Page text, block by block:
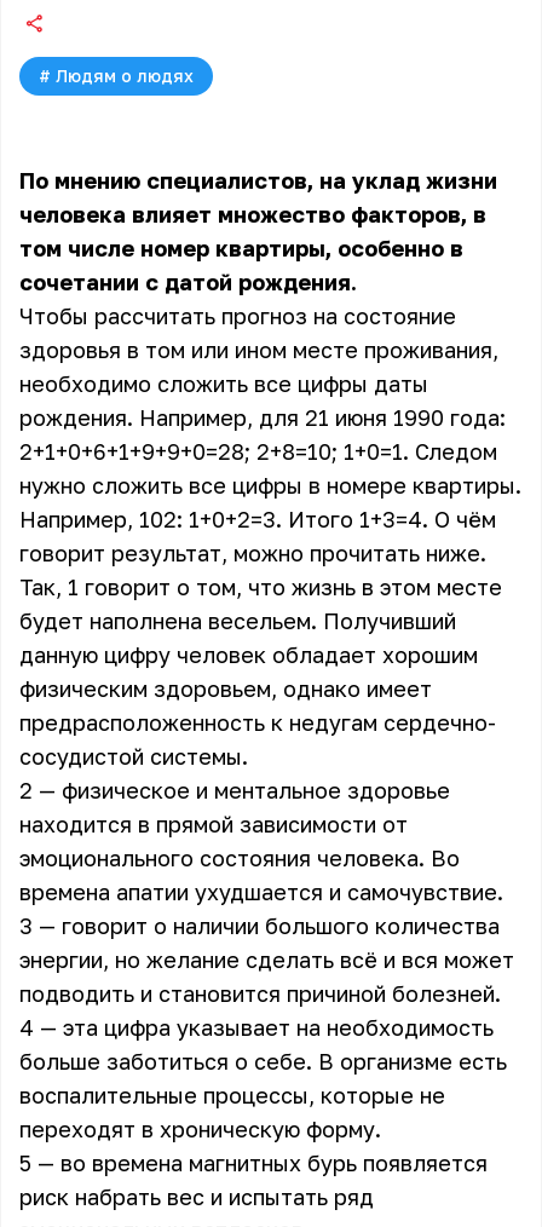
# Людям о людях
По мнению специалистов, на уклад жизни
человека влияет множество факторов, в
том числе номер квартиры, особенно в
сочетании с датой рождения.
Чтобы рассчитать прогноз на состояние
здоровья в том или ином месте проживания,
необходимо сложить все цифры даты
рождения. Например, для 21 июня 1990 года:
2+1+0+6+1+9+9+0=28; 2+8=10; 1+0=1. Следом
нужно сложить все цифры в номере квартиры.
Например, 102: 1+0+2=3. Итого 1+3=4. О чём
говорит результат, можно прочитать ниже.
Так, 1 говорит о том, что жизнь в этом месте
будет наполнена весельем. Получивший
данную цифру человек обладает хорошим
физическим здоровьем, однако имеет
предрасположенность к недугам сердечно-
сосудистой системы.
2 — физическое и ментальное здоровье
находится в прямой зависимости от
эмоционального состояния человека. Во
времена апатии ухудшается и самочувствие.
3 — говорит о наличии большого количества
энергии, но желание сделать всё и вся может
подводить и становится причиной болезней.
4 — эта цифра указывает на необходимость
больше заботиться о себе. В организме есть
воспалительные процессы, которые не
переходят в хроническую форму.
5 — во времена магнитных бурь появляется
риск набрать вес и испытать ряд